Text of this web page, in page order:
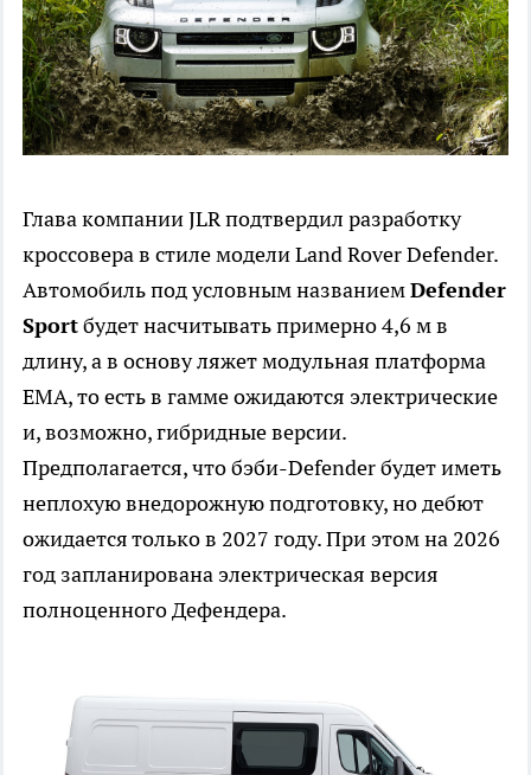
Глава компании JLR подтвердил разработку
кроссовера в стиле модели Land Rover Defender.
Автомобиль под условным названиемDefender
Sportбудет насчитывать примерно 4,6 м в
длину, а в основу ляжет модульная платформа
EMA, то есть в гамме ожидаются электрические
и, возможно, гибридные версии.
Предполагается, что бэби-Defender будет иметь
неплохую внедорожную подготовку, но дебют
ожидается только в 2027 году. При этом на 2026
год запланирована электрическая версия
полноценного Дефендера.